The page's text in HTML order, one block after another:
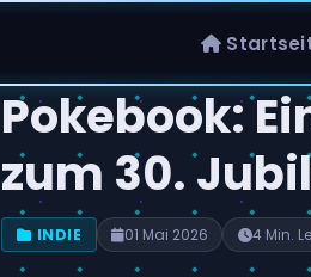
Pokebook:
zum 30.
INDIE 01 Mai 2026 4 Min.